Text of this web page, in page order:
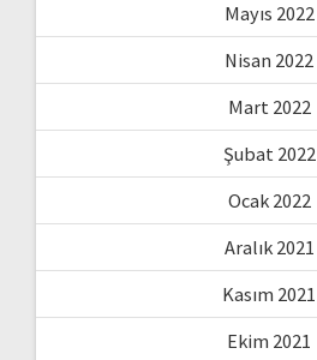
Mayıs 2022
Nisan 2022
Mart 2022
Şubat 2022
Ocak 2022
Aralık 2021
Kasım 2021
Ekim 2021